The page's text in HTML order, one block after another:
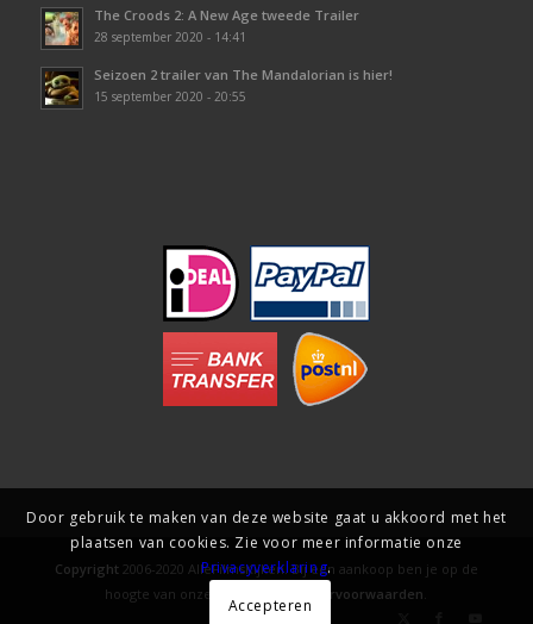
The Croods 2: A New Age tweede Trailer
28 september 2020 - 14:41
Seizoen 2 trailer van The Mandalorian is hier!
15 september 2020 - 20:55
Copyright2006-2020 AlleFilmsKijken. Bij een aankoop ben je op de
hoogte van onze
gebruiks- en levervoorwaarden.
Door gebruik te maken van deze website gaat u akkoord met het
plaatsen van cookies. Zie voor meer informatie onze
Privacyverklaring.
Accepteren